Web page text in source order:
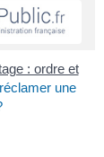
: ordre et
une